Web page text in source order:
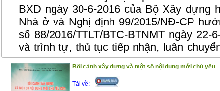
BXD ngày 30-6-2016 của Bộ Xây dựng
Nhà ở và Nghị định 99/2015/NĐ-CP
số 88/2016/TTLT/BTC-BTNMT ngày
và trình tự, thủ tục tiếp nhận, luân
tài chính về đất đai của người sử dụng
Nội dung cuốn sách bao gồm những
Bối cảnh xây dựng và một số nội dung mới chủ yếu...
Tải về: